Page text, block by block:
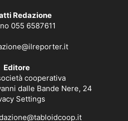
Redazione
055 6587611
Editore
cooperativa
dalle Bande Nere, 24
Settings